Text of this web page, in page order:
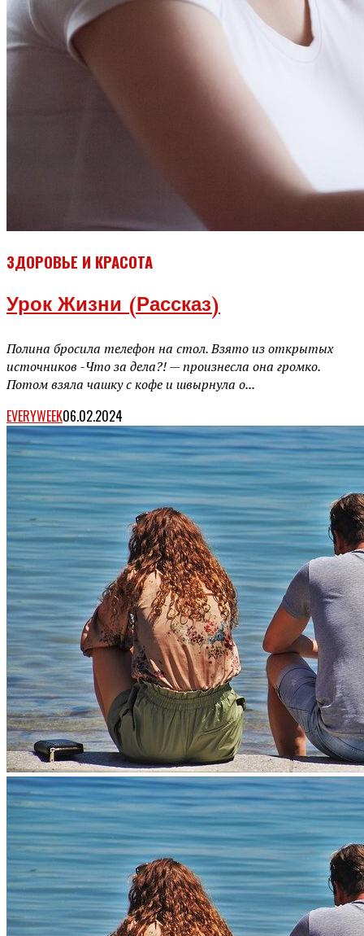
ЗДОРОВЬЕ И КРАСОТА
Урок Жизни (рассказ)
Полина бросила телефон на стол. Взято из открытых
источников -Что за дела?! — произнесла она громко.
Потом взяла чашку с кофе и швырнула о...
EVERYWEEK06.02.2024